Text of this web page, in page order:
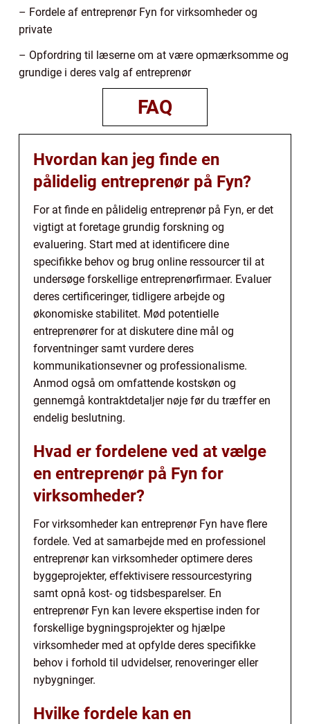
– Fordele af entreprenør Fyn for virksomheder og
private
– Opfordring til læserne om at være opmærksomme og
grundige i deres valg af entreprenør
FAQ
Hvordan kan jeg finde en
pålidelig entreprenør på Fyn?
For at finde en pålidelig entreprenør på Fyn, er det
vigtigt at foretage grundig forskning og
evaluering. Start med at identificere dine
specifikke behov og brug online ressourcer til at
undersøge forskellige entreprenørfirmaer. Evaluer
deres certificeringer, tidligere arbejde og
økonomiske stabilitet. Mød potentielle
entreprenører for at diskutere dine mål og
forventninger samt vurdere deres
kommunikationsevner og professionalisme.
Anmod også om omfattende kostskøn og
gennemgå kontraktdetaljer nøje før du træffer en
endelig beslutning.
Hvad er fordelene ved at vælge
en entreprenør på Fyn for
virksomheder?
For virksomheder kan entreprenør Fyn have flere
fordele. Ved at samarbejde med en professionel
entreprenør kan virksomheder optimere deres
byggeprojekter, effektivisere ressourcestyring
samt opnå kost- og tidsbesparelser. En
entreprenør Fyn kan levere ekspertise inden for
forskellige bygningsprojekter og hjælpe
virksomheder med at opfylde deres specifikke
behov i forhold til udvidelser, renoveringer eller
nybygninger.
Hvilke fordele kan en